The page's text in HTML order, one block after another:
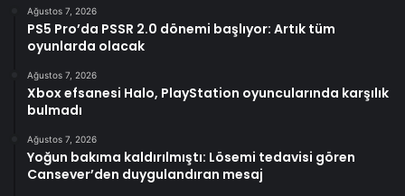
Ağustos 7, 2026
PS5 Pro’da PSSR 2.0 dönemi başlıyor: Artık tüm
oyunlarda olacak
Ağustos 7, 2026
Xbox efsanesi Halo, PlayStation oyuncularında karşılık
bulmadı
Ağustos 7, 2026
Yoğun bakıma kaldırılmıştı: Lösemi tedavisi gören
Cansever’den duygulandıran mesaj